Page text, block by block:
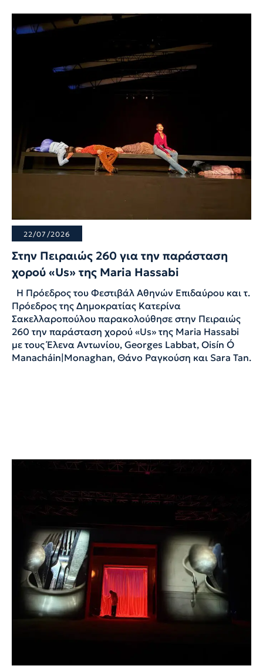
22/07/2026
Στην Πειραιώς 260 για την παράσταση
χορού «Us» της Maria Hassabi
Η Πρόεδρος του Φεστιβάλ Αθηνών Επιδαύρου και τ.
Πρόεδρος της Δημοκρατίας Κατερίνα
Σακελλαροπούλου παρακολούθησε στην Πειραιώς
260 την παράσταση χορού «Us» της Maria Hassabi
με τους Έλενα Αντωνίου, Georges Labbat, Oisín Ó
Manacháin|Monaghan, Θάνο Ραγκούση και Sara Tan.